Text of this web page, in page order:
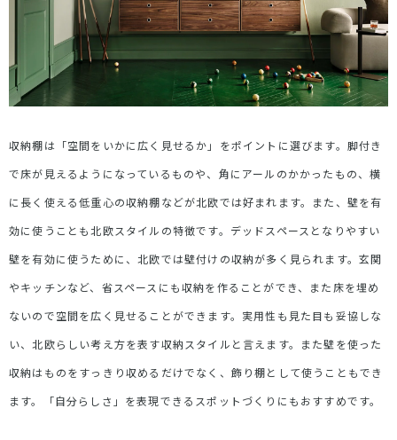
収納棚は「空間をいかに広く見せるか」をポイントに選びます。脚付き
で床が見えるようになっているものや、角にアールのかかったもの、横
に長く使える低重心の収納棚などが北欧では好まれます。また、壁を有
効に使うことも北欧スタイルの特徴です。デッドスペースとなりやすい
壁を有効に使うために、北欧では壁付けの収納が多く見られます。玄関
やキッチンなど、省スペースにも収納を作ることができ、また床を埋め
ないので空間を広く見せることができます。実用性も見た目も妥協しな
い、北欧らしい考え方を表す収納スタイルと言えます。また壁を使った
収納はものをすっきり収めるだけでなく、飾り棚として使うこともでき
ます。「自分らしさ」を表現できるスポットづくりにもおすすめです。